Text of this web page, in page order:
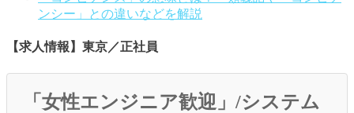
ンシー」との違いなどを解説
【求人情報】東京／正社員
「女性エンジニア歓迎」/システム